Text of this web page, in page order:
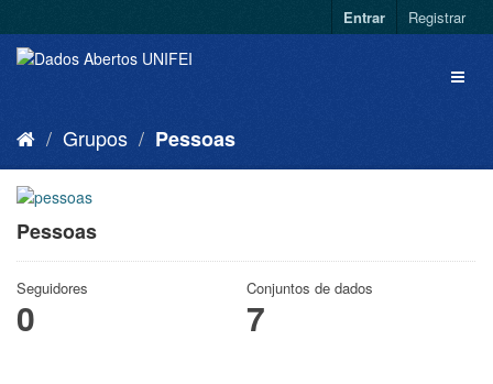
Entrar Registrar
Grupos Pessoas
Pessoas
Seguidores
0
Conjuntos de dados
7